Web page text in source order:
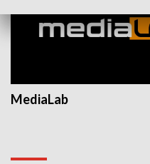
MediaLab